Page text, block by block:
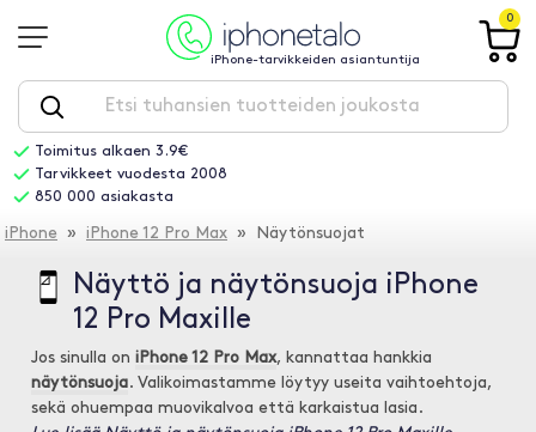
iPhone-tarvikkeiden asiantuntija
0
Toimitus alkaen 3.9€
Tarvikkeet vuodesta 2008
850 000 asiakasta
iPhone » iPhone 12 Pro Max » Näytönsuojat
Näyttö ja näytönsuoja iPhone
12 Pro Maxille
Jos sinulla on iPhone 12 Pro Max, kannattaa hankkia
näytönsuoja. Valikoimastamme löytyy useita vaihtoehtoja,
sekä ohuempaa muovikalvoa että karkaistua lasia.